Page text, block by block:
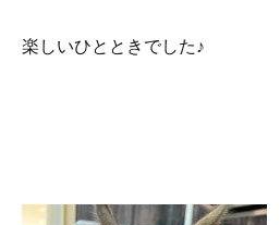
楽しいひとときでした♪